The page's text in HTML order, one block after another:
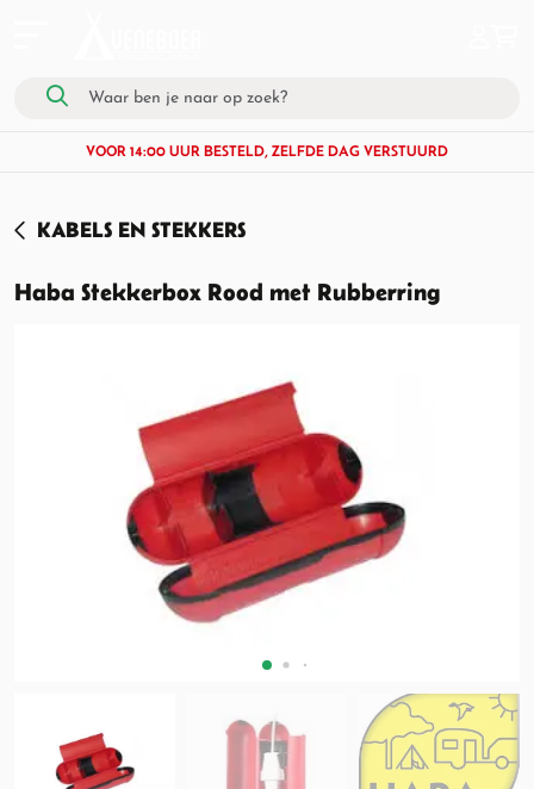
VOOR 14:00 UUR BESTELD, ZELFDE DAG VERSTUURD
KABELS EN STEKKERS
Haba Stekkerbox Rood met Rubberring